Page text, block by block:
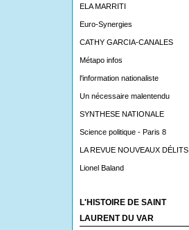
ELA MARRITI
Euro-Synergies
CATHY GARCIA-CANALES
Métapo infos
l'information nationaliste
Un nécessaire malentendu
SYNTHESE NATIONALE
Science politique - Paris 8
LA REVUE NOUVEAUX DÉLITS
Lionel Baland
L'HISTOIRE DE SAINT
LAURENT DU VAR